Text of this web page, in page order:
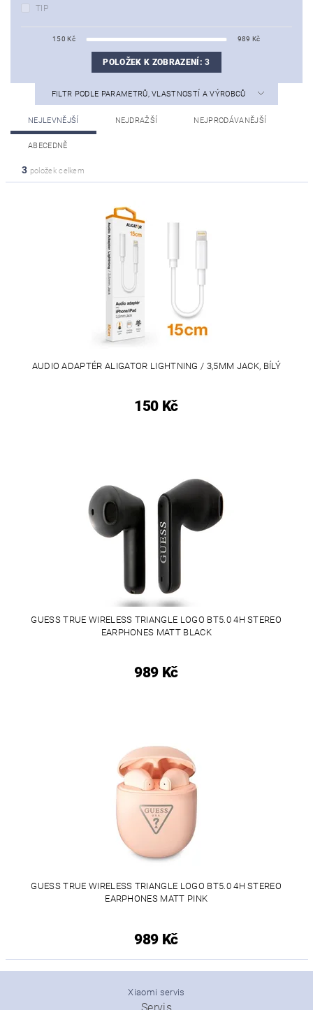
TIP
150 Kč 989 Kč
POLOŽEK K ZOBRAZENÍ:3
FILTR PODLE PARAMETRŮ, VLASTNOSTÍ A VÝROBCŮ
NEJLEVNĚJŠÍ NEJDRAŽŠÍ NEJPRODÁVANĚJŠÍ
ABECEDNĚ
3 položek celkem
AUDIO ADAPTÉR ALIGATOR LIGHTNING / 3,5MM JACK, BÍLÝ
150 Kč
GUESS TRUE WIRELESS TRIANGLE LOGO BT5.0 4H STEREO
EARPHONES MATT BLACK
989 Kč
GUESS TRUE WIRELESS TRIANGLE LOGO BT5.0 4H STEREO
EARPHONES MATT PINK
989 Kč
Xiaomi servis